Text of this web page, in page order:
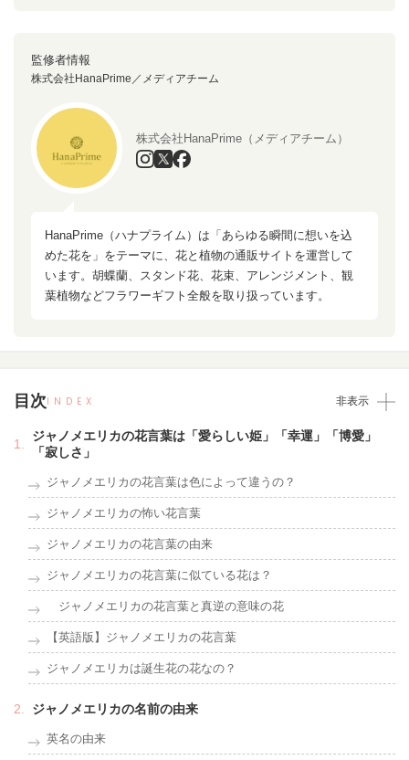
監修者情報
株式会社HanaPrime／メディアチーム
株式会社HanaPrime（メディアチーム）
HanaPrime（ハナプライム）は「あらゆる瞬間に想いを込
めた花を」をテーマに、花と植物の通販サイトを運営して
います。胡蝶蘭、スタンド花、花束、アレンジメント、観
葉植物などフラワーギフト全般を取り扱っています。
目次INDEX 非表示
ジャノメエリカの花言葉は「愛らしい姫」「幸運」「博愛」
「寂しさ」
ジャノメエリカの花言葉は色によって違うの？
ジャノメエリカの怖い花言葉
ジャノメエリカの花言葉の由来
ジャノメエリカの花言葉に似ている花は？
ジャノメエリカの花言葉と真逆の意味の花
【英語版】ジャノメエリカの花言葉
ジャノメエリカは誕生花の花なの？
ジャノメエリカの名前の由来
英名の由来